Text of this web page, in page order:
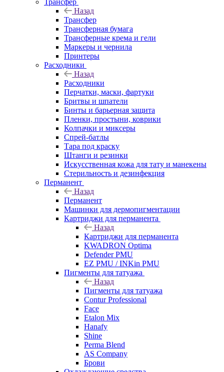
Трансфер
Назад
Трансфер
Трансферная бумага
Трансферные крема и гели
Маркеры и чернила
Принтеры
Расходники
Назад
Расходники
Перчатки, маски, фартуки
Бритвы и шпатели
Бинты и барьерная защита
Пленки, простыни, коврики
Колпачки и миксеры
Спрей-батлы
Тара под краску
Штанги и резинки
Искусственная кожа для тату и манекены
Стерильность и дезинфекция
Перманент
Назад
Перманент
Машинки для дермопигментации
Картриджи для перманента
Назад
Картриджи для перманента
KWADRON Optima
Defender PMU
EZ PMU / INKin PMU
Пигменты для татуажа
Назад
Пигменты для татуажа
Contur Professional
Face
Etalon Mix
Hanafy
Shine
Perma Blend
AS Company
Брови